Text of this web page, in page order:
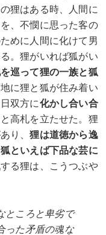
狸はある時、人間に
、不憫に思った客の
めに人間に化けて男
。狸がいれば狐がい
巡って狸の一族と狐
に狸と狐が住み着い
双方に化かし合い合
高札を立たせた。狸
り、狸は道徳から逸
狐といえば下品な芸に
る狸は、こうつぶや
ところと卑劣で
った矛盾の魂な